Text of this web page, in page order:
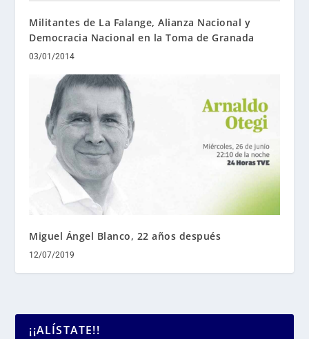
Militantes de La Falange, Alianza Nacional y
Democracia Nacional en la Toma de Granada
03/01/2014
Miguel Ángel Blanco, 22 años después
12/07/2019
¡¡ALÍSTATE!!